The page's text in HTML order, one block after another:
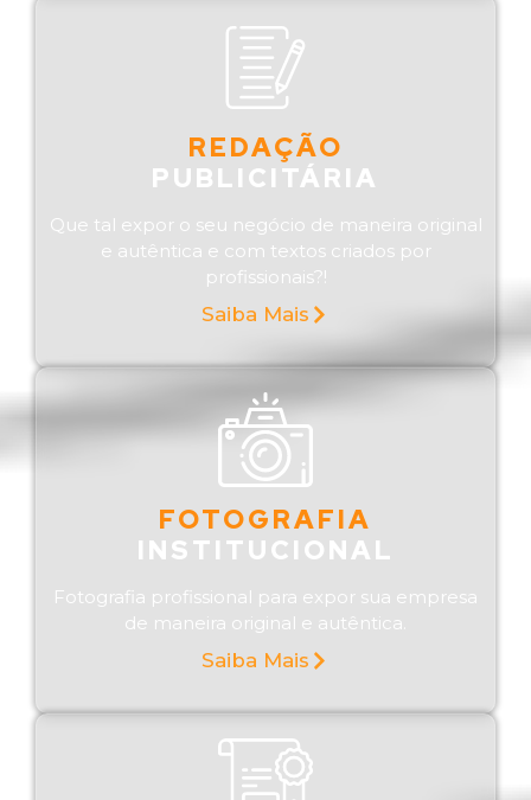
REDAÇÃO
PUBLICITÁRIA
Que tal expor o seu negócio de maneira original
e autêntica e com textos criados por
profissionais?!
Saiba Mais
FOTOGRAFIA
INSTITUCIONAL
Fotografia profissional para expor sua empresa
de maneira original e autêntica.
Saiba Mais